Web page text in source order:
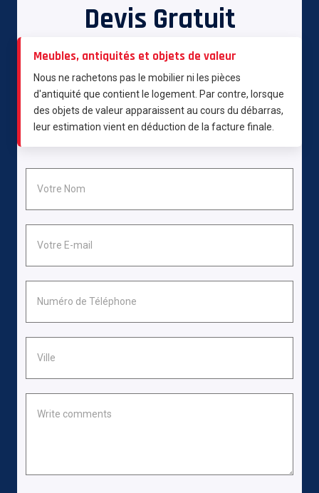
Devis Gratuit
Meubles, antiquités et objets de valeur
Nous ne rachetons pas le mobilier ni les pièces
d'antiquité que contient le logement. Par contre, lorsque
des objets de valeur apparaissent au cours du débarras,
leur estimation vient en déduction de la facture finale.